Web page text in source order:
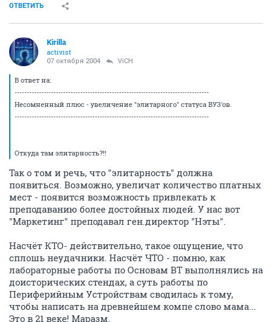
ОТВЕТИТЬ
Kirilla
activist
07 октября 2004 ViCH
В ответ на:
--------------------------------------------------------------------------------
Несомненный плюс - увеличение "элитарного" статуса ВУЗ'ов.
--------------------------------------------------------------------------------
Откуда там элитарность?!!
Так о том и речь, что "элитарность" должна
появиться. Возможно, увеличат количество платных
мест - появится возможность привлекать к
преподаванию более достойных людей. У нас вот
"Маркетинг" преподавал ген.директор "Нэты".
Насчёт КТО- действительно, такое ощущение, что
сплошь неудачники. Насчёт ЧТО - помню, как
лабораторные работы по Основам ВТ выполнялись на
доисторических стендах, а суть работы по
Периферийным Устройствам сводилась к тому,
чтобы написать на древнейшем компе слово мама...
Это в 21 веке! Маразм.